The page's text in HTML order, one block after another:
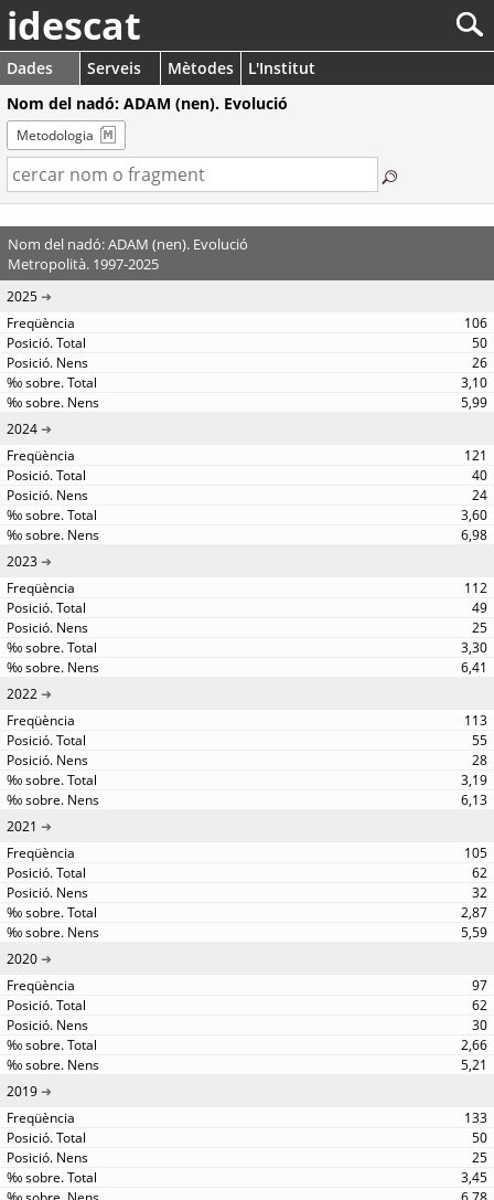
idescat
Dades Serveis Mètodes
L'Institut
Nom del nadó: ADAM (nen). Evolució
Metodologia
Nom del nadó: ADAM (nen). Evolució
Metropolità. 1997-2025
2025
106
50
26
3,10
5,99
2024
121
40
24
3,60
6,98
2023
112
49
25
3,30
6,41
2022
113
55
28
3,19
6,13
2021
105
62
32
2,87
5,59
2020
97
62
30
2,66
5,21
2019
133
50
25
3,45